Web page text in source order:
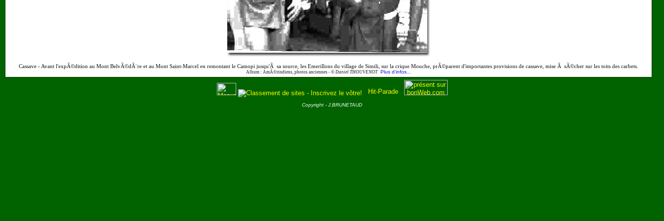
Cassave - Avant l'expÃ©dition au Mont BelvÃ©dÃ¨re et au Mont Saint-Marcel en remontant le Camopi jusqu'Ã sa source, les Emerillons du village de Simili, sur la crique Mouche, prÃ©parent d'importantes provisions de cassave, mise Ã sÃ©cher sur les toits des carbets.
Album : AmÃ©rindiens, photos anciennes - © Daniel THOUVENOT Plus d'infos...
Copyright - J.BRUNETAUD